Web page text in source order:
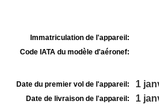
Immatriculation de l'appareil:
Code IATA du modèle d'aéronef:
Date du premier vol de l'appareil: 1
Date de livraison de l'appareil: 1